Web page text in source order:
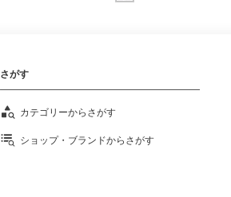
さがす
カテゴリーからさがす
ショップ・ブランドからさがす